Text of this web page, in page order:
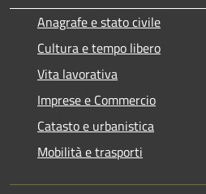
Anagrafe e stato civile
Cultura e tempo libero
Vita lavorativa
Imprese e Commercio
Catasto e urbanistica
Mobilità e trasporti